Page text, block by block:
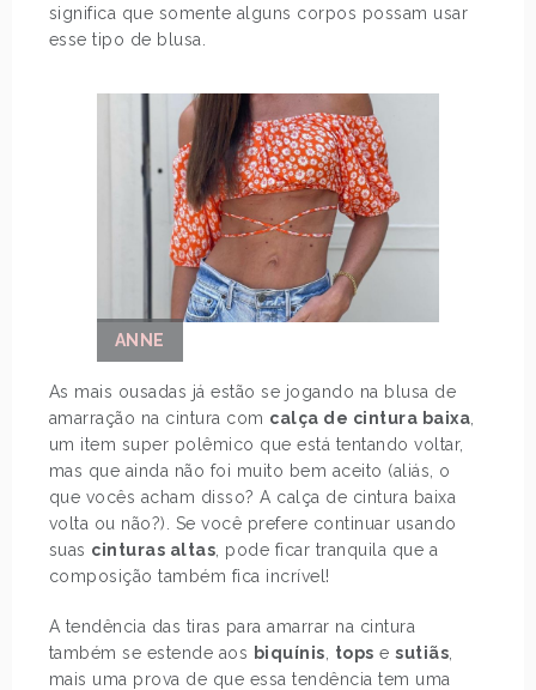
significa que somente alguns corpos possam usar
esse tipo de blusa.
ANNE
As mais ousadas já estão se jogando na blusa de
amarração na cintura com calça de cintura baixa
um item super polêmico que está tentando voltar,
mas que ainda não foi muito bem aceito (aliás, o
que vocês acham disso? A calça de cintura baixa
volta ou não?). Se você prefere continuar usando
suas cinturas altas , pode ficar tranquila que a
composição também fica incrível!
A tendência das tiras para amarrar na cintura
também se estende aos biquínis tops esutiãs
mais uma prova de que essa tendência tem uma